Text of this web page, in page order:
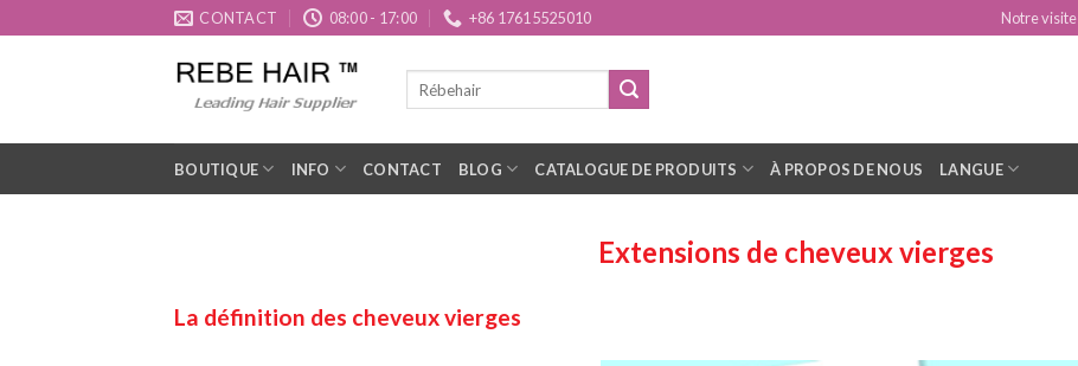
au
CONTACT 08:00 - 17:00 +86 17615525010 Notre visite
BOUTIQUE INFO CONTACT BLOG CATALOGUE DE PRODUITS À PROPOS DE NOUS LANGUE
Extensions de cheveux vierges
La définition des cheveux vierges